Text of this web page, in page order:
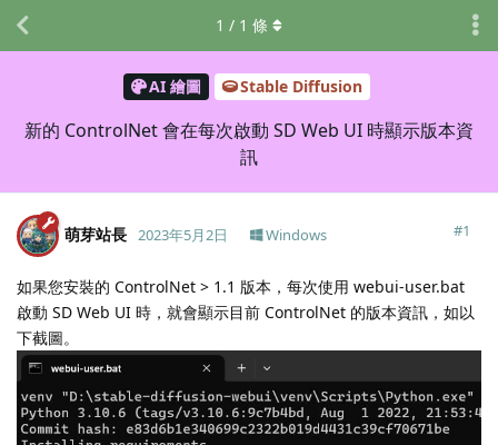
AI 繪圖 Stable Diffusion
新的 ControlNet 會在每次啟動 SD Web UI 時顯示版本資
訊
1 / 1 條
萌芽站長 2023年5月2日 #1
Windows
如果您安裝的 ControlNet > 1.1 版本，每次使用 webui-user.bat
啟動 SD Web UI 時，就會顯示目前 ControlNet 的版本資訊，如以
下截圖。